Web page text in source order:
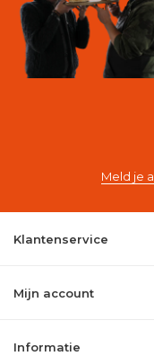
Meld je
Klantenservice
Mijn account
Informatie